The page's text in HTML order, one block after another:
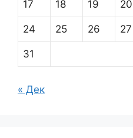
17 18 19 20
24 25 26 27
31
« Дек